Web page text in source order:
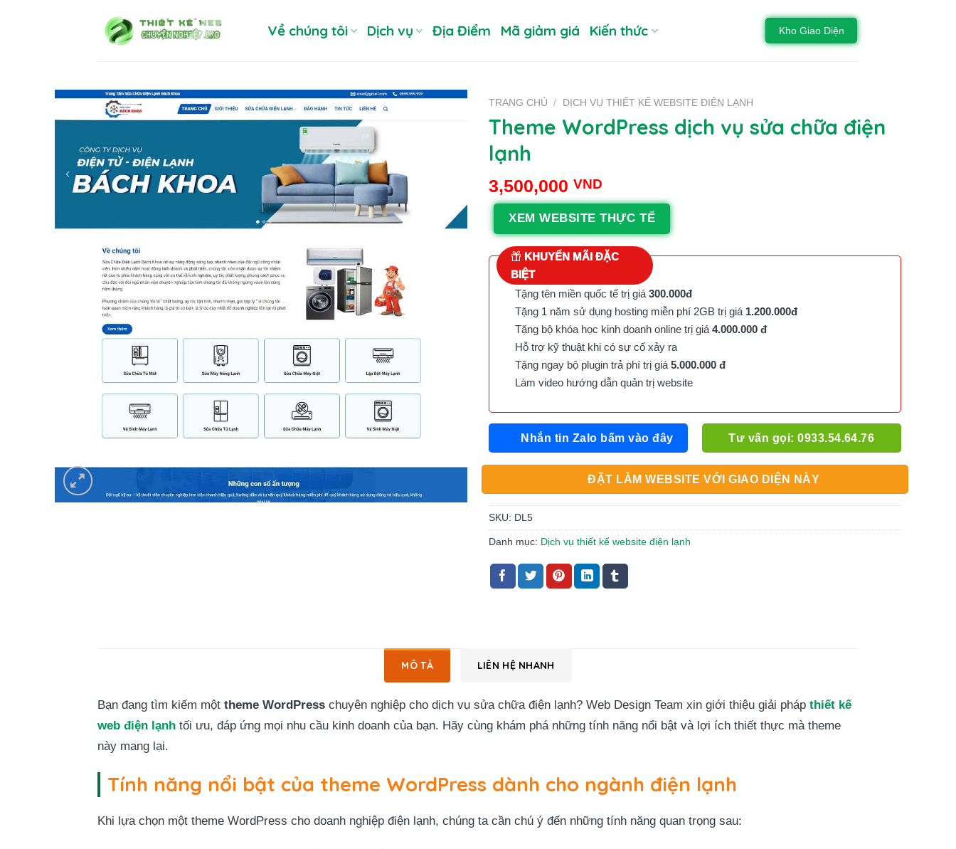
Về chúng tôi Dịch vụ Địa Điểm Mã giảm giá Kiến thức Kho Giao Diện
TRANG CHỦ / DỊCH VỤ THIẾT KẾ WEBSITE ĐIỆN LẠNH
Theme WordPress dịch vụ sửa chữa điện
lạnh
3,500,000 VND
XEM WEBSITE THỰC TẾ
KHUYẾN MÃI ĐẶC
BIỆT
Tặng tên miền quốc tế trị giá 300.000đ
Tặng 1 năm sử dụng hosting miễn phí 2GB trị giá 1.200.000đ
Tặng bộ khóa học kinh doanh online trị giá 4.000.000 đ
Hỗ trợ kỹ thuật khi có sự cố xảy ra
Tặng ngay bộ plugin trả phí trị giá 5.000.000 đ
Làm video hướng dẫn quản trị website
Nhắn tin Zalo bấm vào đây Tư vấn gọi: 0933.54.64.76
ĐẶT LÀM WEBSITE VỚI GIAO DIỆN NÀY
SKU: DL5
Danh mục: Dịch vụ thiết kế website điện lạnh
MÔ TẢ LIÊN HỆ NHANH
Bạn đang tìm kiếm một theme WordPress chuyên nghiệp cho dịch vụ sửa chữa điện lạnh? Web Design Team xin giới thiệu giải pháp thiết kế
web điện lạnh tối ưu, đáp ứng mọi nhu cầu kinh doanh của bạn. Hãy cùng khám phá những tính năng nổi bật và lợi ích thiết thực mà theme
này mang lại.
Tính năng nổi bật của theme WordPress dành cho ngành điện lạnh
Khi lựa chọn một theme WordPress cho doanh nghiệp điện lạnh, chúng ta cần chú ý đến những tính năng quan trọng sau: